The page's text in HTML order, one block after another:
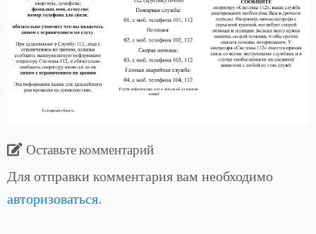
Оставьте комментарий
Для отправки комментария вам необходимо
авторизоваться.